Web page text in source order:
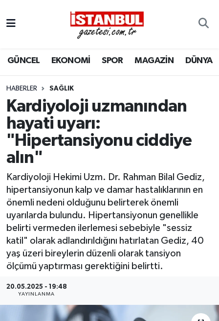
GÜNCEL EKONOMİ SPOR MAGAZİN DÜNYA
HABERLER SAĞLIK
Kardiyoloji uzmanından
hayati uyarı:
"Hipertansiyonu ciddiye
alın"
Kardiyoloji Hekimi Uzm. Dr. Rahman Bilal Gediz,
hipertansiyonun kalp ve damar hastalıklarının en
önemli nedeni olduğunu belirterek önemli
uyarılarda bulundu. Hipertansiyonun genellikle
belirti vermeden ilerlemesi sebebiyle "sessiz
katil" olarak adlandırıldığını hatırlatan Gediz, 40
yaş üzeri bireylerin düzenli olarak tansiyon
ölçümü yaptırması gerektiğini belirtti.
20.05.2025 - 19:48
YAYINLANMA
EKONOMİ
İSTANBUL
DÜNYA
SPOR
MAGAZİN
KÜLTÜR SANAT
SAĞLIK
BİLİM VE TEKNOLOJİ
OTOMOBİL
KURUMSAL
Nöbetçi Eczaneler
Hava Durumu
Trafik Durumu
Süper Lig Puan Durumu ve Fikstür
Tüm Manşetler
Son Dakika Haberleri
Haber Arşivi